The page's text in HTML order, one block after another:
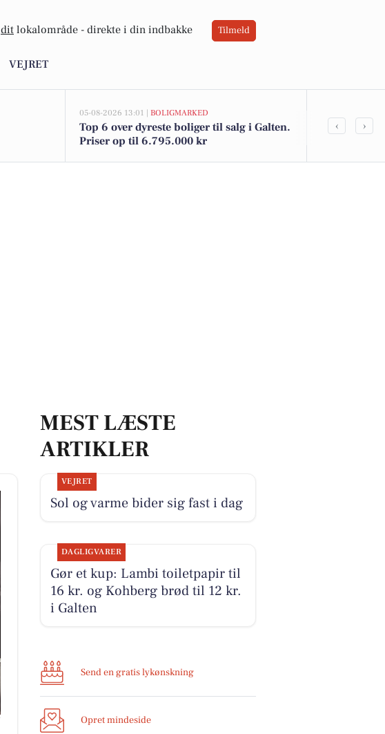
dit lokalområde - direkte i din indbakke Tilmeld
VEJRET
05-08-2026 13:01 | BOLIGMARKED
Top 6 over dyreste boliger til salg i Galten.
Priser op til 6.795.000 kr
Bliv en del
‹ ›
MEST LÆSTE
ARTIKLER
VEJRET
Sol og varme bider sig fast i dag
DAGLIGVARER
Gør et kup: Lambi toiletpapir til
16 kr. og Kohberg brød til 12 kr.
i Galten
Send en gratis lykønskning
Opret mindeside